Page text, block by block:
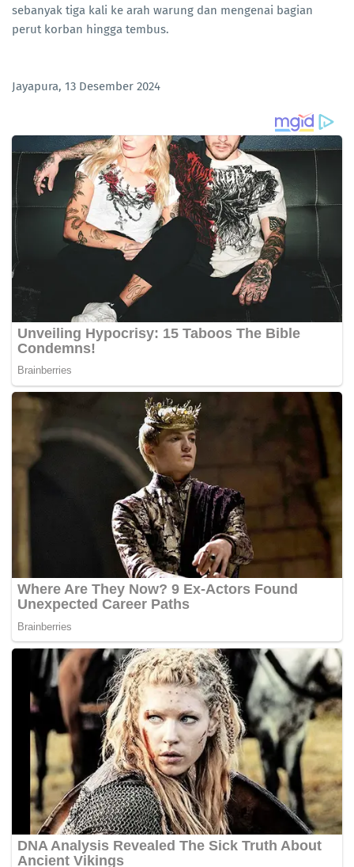
sebanyak tiga kali ke arah warung dan mengenai bagian
perut korban hingga tembus.
Jayapura, 13 Desember 2024